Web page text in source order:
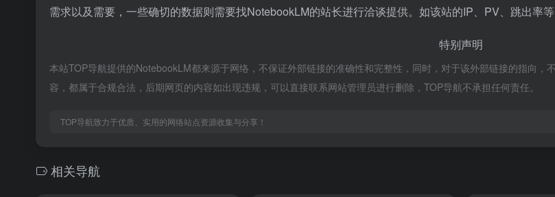
需求以及需要，一些确切的数据则需要找NotebookLM的站长进行洽谈提供。如该站的IP、PV、跳出率等
特别声明
本站TOP导航提供的NotebookLM都来源于网络，不保证外部链接的准确性和完整性，同时，对于该外部链接的指向
容，都属于合规合法，后期网页的内容如出现违规，可以直接联系网站管理员进行删除，TOP导航不承担任何责任。
TOP导航致力于优质、实用的网络站点资源收集与分享！
相关导航